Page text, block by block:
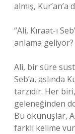
almış,
“Ali, Kıraat-ı
anlama geliyor?
Ali, bir süre
Seb’a, aslında
tarzıdır. Her
geleneğinden
Bu okunuşlar,
farklı kelime